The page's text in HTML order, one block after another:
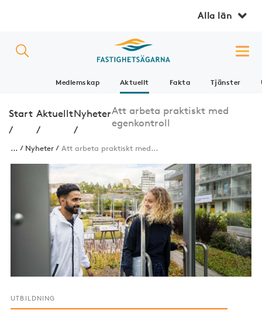
Alla län
Medlemskap Aktuellt Fakta Tjänster
Start
/
Aktuellt
/
Nyheter
/
Att arbeta praktiskt med
egenkontroll
... Nyheter Att arbeta praktiskt med...
UTBILDNING